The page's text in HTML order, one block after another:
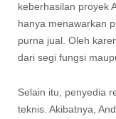
keberhasilan proyek
hanya menawarkan
purna jual. Oleh
dari segi fungsi
Selain itu, penyedia
teknis. Akibatnya,